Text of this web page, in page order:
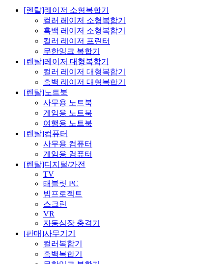
[렌탈]레이저 소형복합기
컬러 레이저 소형복합기
흑백 레이저 소형복합기
컬러 레이저 프린터
무한잉크 복합기
[렌탈]레이저 대형복합기
컬러 레이저 대형복합기
흑백 레이저 대형복합기
[렌탈]노트북
사무용 노트북
게임용 노트북
여행용 노트북
[렌탈]컴퓨터
사무용 컴퓨터
게임용 컴퓨터
[렌탈]디지털/가전
TV
태블릿 PC
빔프로젝트
스크린
VR
자동심장 충격기
[판매]사무기기
컬러복합기
흑백복합기